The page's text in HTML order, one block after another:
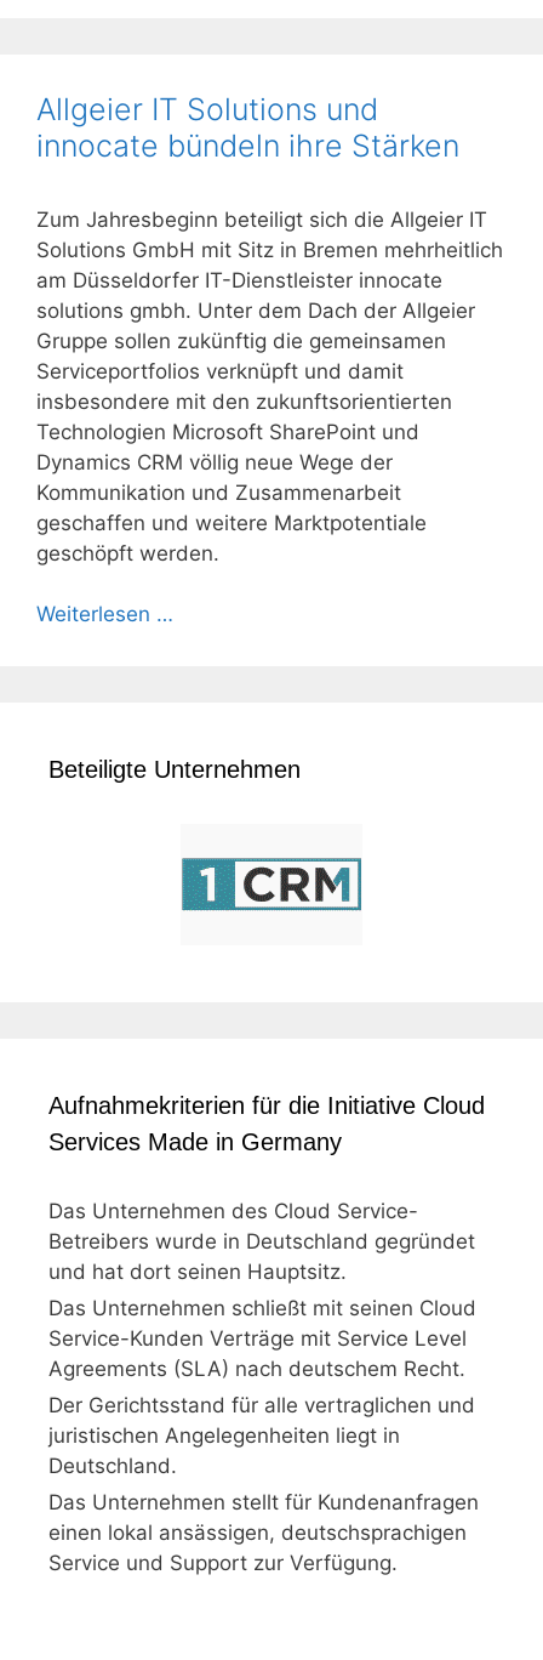
Allgeier IT Solutions und
innocate bündeln ihre Stärken
Zum Jahresbeginn beteiligt sich die Allgeier IT
Solutions GmbH mit Sitz in Bremen mehrheitlich
am Düsseldorfer IT-Dienstleister innocate
solutions gmbh. Unter dem Dach der Allgeier
Gruppe sollen zukünftig die gemeinsamen
Serviceportfolios verknüpft und damit
insbesondere mit den zukunftsorientierten
Technologien Microsoft SharePoint und
Dynamics CRM völlig neue Wege der
Kommunikation und Zusammenarbeit
geschaffen und weitere Marktpotentiale
geschöpft werden.
Weiterlesen …
Beteiligte Unternehmen
Aufnahmekriterien für die Initiative Cloud
Services Made in Germany
Das Unternehmen des Cloud Service-
Betreibers wurde in Deutschland gegründet
und hat dort seinen Hauptsitz.
Das Unternehmen schließt mit seinen Cloud
Service-Kunden Verträge mit Service Level
Agreements (SLA) nach deutschem Recht.
Der Gerichtsstand für alle vertraglichen und
juristischen Angelegenheiten liegt in
Deutschland.
Das Unternehmen stellt für Kundenanfragen
einen lokal ansässigen, deutschsprachigen
Service und Support zur Verfügung.